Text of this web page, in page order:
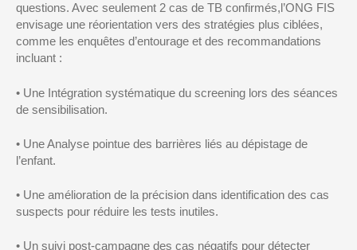
questions. Avec seulement 2 cas de TB confirmés, l’ONG FIS
envisage une réorientation vers des stratégies plus ciblées,
comme les enquêtes d’entourage et des recommandations
incluant :
• Une Intégration systématique du screening lors des séances
de sensibilisation.
• Une Analyse pointue des barrières liés au dépistage de
l’enfant.
• Une amélioration de la précision dans identification des cas
suspects pour réduire les tests inutiles.
• Un suivi post-campagne des cas négatifs pour détecter